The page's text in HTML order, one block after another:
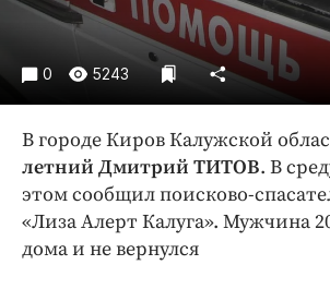
ПРОЕКТЫ
Блоги
Издания
Медиаперсона
Интересное чтиво
Клиника года
Бренд года
0 5243
В городе Киров Калужской
летний Дмитрий ТИТОВ. В
этом сообщил поисково-
«Лиза Алерт Калуга». Мужчина
дома и не вернулся